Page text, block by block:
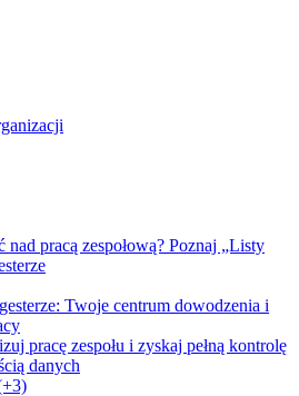
nad pracą zespołową? Poznaj „Listy
Twoje centrum dowodzenia i
pracę zespołu i zyskaj pełną kontrolę
danych